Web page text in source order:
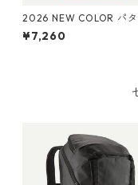
2026 NEW COLOR パタ
ア テラヴィア・サコッ
L (カラー Faded
¥7,260